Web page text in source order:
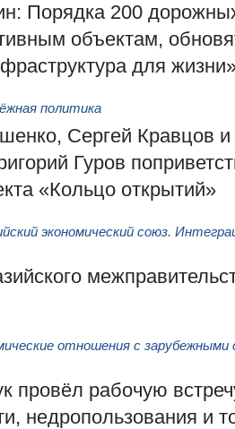
Порядка 200
объектам,
для
политика
Сергей Кравцов и
Гуров
«Кольцо открытий»
экономический союз.
отношения с
провёл рабочую
недропользования и